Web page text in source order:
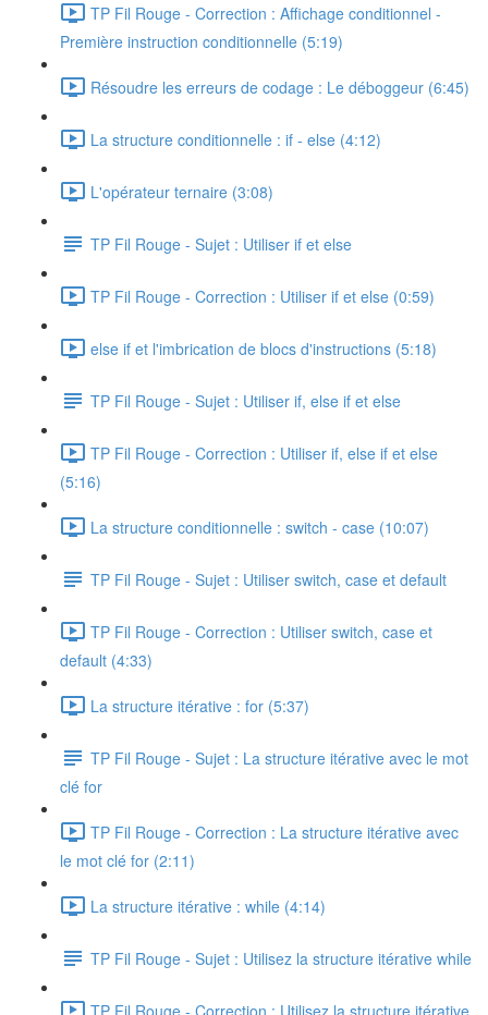
TP Fil Rouge - Correction : Affichage conditionnel -
Première instruction conditionnelle (5:19)
Résoudre les erreurs de codage : Le déboggeur (6:45)
La structure conditionnelle : if - else (4:12)
L'opérateur ternaire (3:08)
TP Fil Rouge - Sujet : Utiliser if et else
TP Fil Rouge - Correction : Utiliser if et else (0:59)
else if et l'imbrication de blocs d'instructions (5:18)
TP Fil Rouge - Sujet : Utiliser if, else if et else
TP Fil Rouge - Correction : Utiliser if, else if et else
(5:16)
La structure conditionnelle : switch - case (10:07)
TP Fil Rouge - Sujet : Utiliser switch, case et default
TP Fil Rouge - Correction : Utiliser switch, case et
default (4:33)
La structure itérative : for (5:37)
TP Fil Rouge - Sujet : La structure itérative avec le mot
clé for
TP Fil Rouge - Correction : La structure itérative avec
le mot clé for (2:11)
La structure itérative : while (4:14)
TP Fil Rouge - Sujet : Utilisez la structure itérative while
TP Fil Rouge - Correction : Utilisez la structure itérative